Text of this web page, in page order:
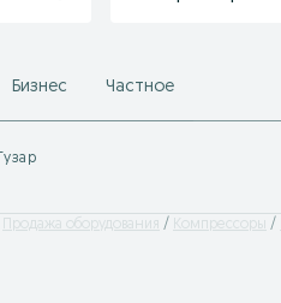
Бизнес Частное
Продажа оборудования Компрессоры